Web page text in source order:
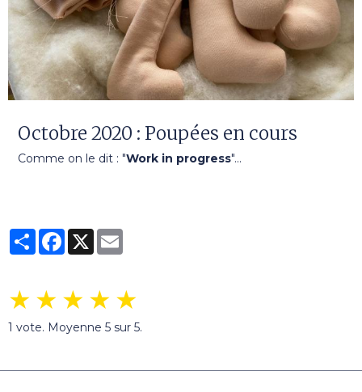
Octobre 2020 : Poupées en cours
Comme on le dit : "Work in progress"...
PartagerFacebook
X
★ ★ ★ ★ ★
1 vote. Moyenne 5 sur 5.